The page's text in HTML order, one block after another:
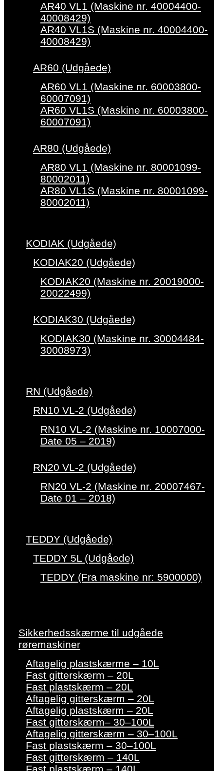
AR40 VL1 (Maskine nr. 40004400-
40008429)
AR40 VL1S (Maskine nr. 40004400-
40008429)
AR60 (Udgåede)
AR60 VL1 (Maskine nr. 60003800-
60007091)
AR60 VL1S (Maskine nr. 60003800-
60007091)
AR80 (Udgåede)
AR80 VL1 (Maskine nr. 80001099-
80002011)
AR80 VL1S (Maskine nr. 80001099-
80002011)
KODIAK (Udgåede)
KODIAK20 (Udgåede)
KODIAK20 (Maskine nr. 20019000-
20022499)
KODIAK30 (Udgåede)
KODIAK30 (Maskine nr. 30004484-
30008973)
RN (Udgåede)
RN10 VL-2 (Udgåede)
RN10 VL-2 (Maskine nr. 10007000-
Date 05 – 2019)
RN20 VL-2 (Udgåede)
RN20 VL-2 (Maskine nr. 20007467-
Date 01 – 2018)
TEDDY (Udgåede)
TEDDY 5L (Udgåede)
TEDDY (Fra maskine nr: 5900000)
Sikkerhedsskærme til udgåede
røremaskiner
Aftagelig plastskærme – 10L
Fast gitterskærm – 20L
Fast plastskærm – 20L
Aftagelig gitterskærm – 20L
Aftagelig plastskærm – 20L
Fast gitterskærm– 30–100L
Aftagelig gitterskærm – 30–100L
Fast plastskærm – 30–100L
Fast gitterskærm – 140L